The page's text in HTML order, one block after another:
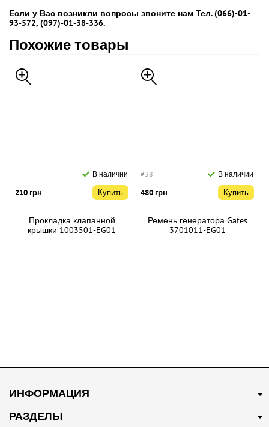
Если у Вас возникли вопросы звоните нам Тел. (066)-01-
93-572, (097)-01-38-336.
Похожие товары
В наличии
210 грн Купить
Прокладка клапанной
крышки 1003501-EG01
#38 В наличии
480 грн Купить
Ремень генератора Gates
3701011-EG01
160 грн Купить
Свеча зажигания 3707100-
300 грн Купить
ИНФОРМАЦИЯ
РАЗДЕЛЫ